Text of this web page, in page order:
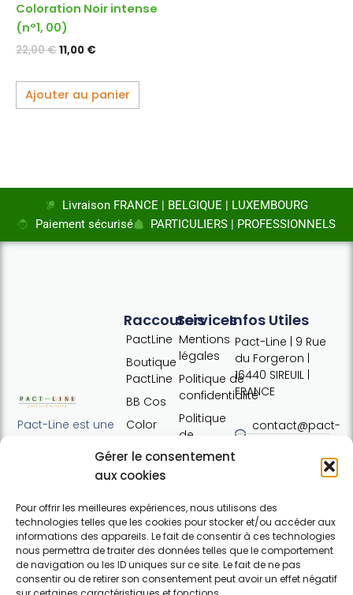
Gérer le consentement
aux cookies
Pour offrir les meilleures expériences, nous utilisons des
technologies telles que les cookies pour stocker et/ou accéder aux
informations des appareils. Le fait de consentir à ces technologies
nous permettra de traiter des données telles que le comportement
de navigation ou les ID uniques sur ce site. Le fait de ne pas
consentir ou de retirer son consentement peut avoir un effet négatif
Coloration Noir intense
(n°1, 00)
22,00€11,00 €
Ajouter au panier
Livraison FRANCE | BELGIQUE | LUXEMBOURG
Paiement sécurisé
PARTICULIERS | PROFESSIONNELS
Pact-Line est une
proposant des
capillaires de
haute qualité et
soucieux du
respect de
l'environnement.
Pour particuliers et
Services
Mentions
légales
Politique de
confidentialité
Politique
de
cookies
de vente
Contact
Raccourcis
PactLine
Boutique
PactLine
BB Cos
Color
Pure
Elements
Infos Utiles
Pact-Line | 9 Rue
du Forgeron |
16440 SIREUIL |
FRANCE
contact@pact-
Tel : +33 (0)7
Horaires:
Lundi · 13h30 ·
17h30 | Mardi,
mercredi,
jeudi : 09h30 ·
12h30 / 13h30 ·